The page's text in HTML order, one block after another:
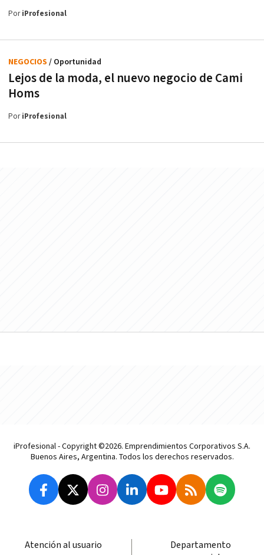
PoriProfesional
Lejos de la moda, el nuevo negocio de Cami
Homs
NEGOCIOS / Oportunidad
PoriProfesional
iProfesional - Copyright ©2026. Emprendimientos Corporativos S.A.
Buenos Aires, Argentina. Todos los derechos reservados.
Atención al usuario
Departamento